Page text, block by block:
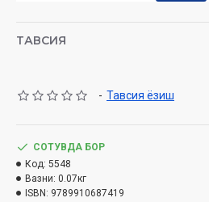
Ўлчами: 84x108 1/32
хулосаси асосида
ТАВСИЯ
- Тавсия ёзиш
СОТУВДА БОР
Код: 5548
Вазни: 0.07кг
ISBN: 9789910687419